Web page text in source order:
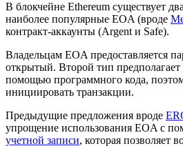
В блокчейне Ethereum существует
наиболее популярные EOA (вроде
контракт-аккаунты (Argent и Safe).
Владельцам EOA предоставляется
открытый. Второй тип
помощью программного кода,
инициировать транзакции.
Предыдущие предложения вроде
упрощение использования EOA с
учетной записи, которая позволяет